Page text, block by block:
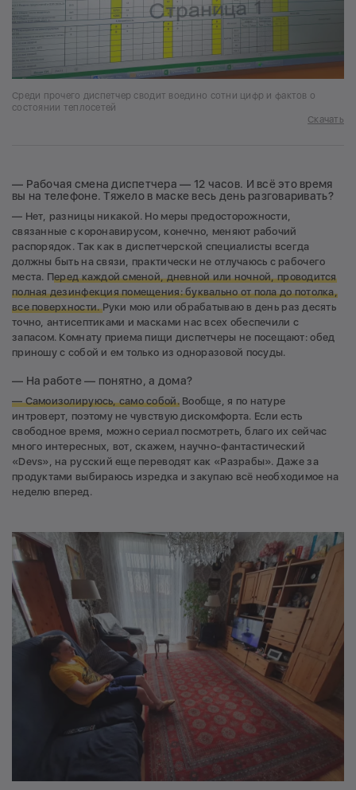
Среди прочего диспетчер сводит воедино сотни цифр и фактов о
состоянии теплосетей
Скачать
— Рабочая смена диспетчера — 12 часов. И всё это время
вы на телефоне. Тяжело в маске весь день разговаривать?
— Нет, разницы никакой. Но меры предосторожности,
связанные с коронавирусом, конечно, меняют рабочий
распорядок. Так как в диспетчерской специалисты всегда
должны быть на связи, практически не отлучаюсь с рабочего
места. Перед каждой сменой, дневной или ночной, проводится
полная дезинфекция помещения: буквально от пола до потолка,
все поверхности.Руки мою или обрабатываю в день раз десять
точно, антисептиками и масками нас всех обеспечили с
запасом. Комнату приема пищи диспетчеры не посещают: обед
приношу с собой и ем только из одноразовой посуды.
— На работе — понятно, а дома?
— Самоизолируюсь, само собой.Вообще, я по натуре
интроверт, поэтому не чувствую дискомфорта. Если есть
свободное время, можно сериал посмотреть, благо их сейчас
много интересных, вот, скажем, научно-фантастический
«Devs», на русский еще переводят как «Разрабы». Даже за
продуктами выбираюсь изредка и закупаю всё необходимое на
неделю вперед.